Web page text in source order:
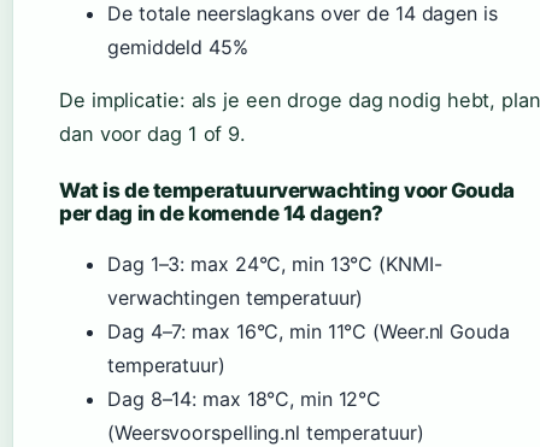
De totale neerslagkans over de 14 dagen is
gemiddeld 45%
De implicatie: als je een droge dag nodig hebt, plan
dan voor dag 1 of 9.
Wat is de temperatuurverwachting voor Gouda
per dag in de komende 14 dagen?
Dag 1–3: max 24°C, min 13°C (KNMI-
verwachtingen temperatuur)
Dag 4–7: max 16°C, min 11°C (Weer.nl Gouda
temperatuur)
Dag 8–14: max 18°C, min 12°C
(Weersvoorspelling.nl temperatuur)